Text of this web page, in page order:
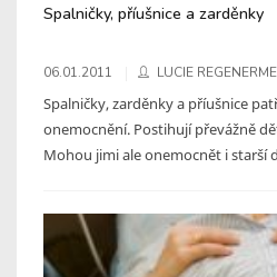
Spalničky, příušnice a zarděnky
06.01.2011 LUCIE
Spalničky, zarděnky a příušnice
onemocnění. Postihují převážně
Mohou jimi ale onemocnět i starší